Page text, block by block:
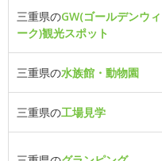
三重県のGW(ゴールデンウィ
ーク)観光スポット
三重県の水族館・動物園
三重県の工場見学